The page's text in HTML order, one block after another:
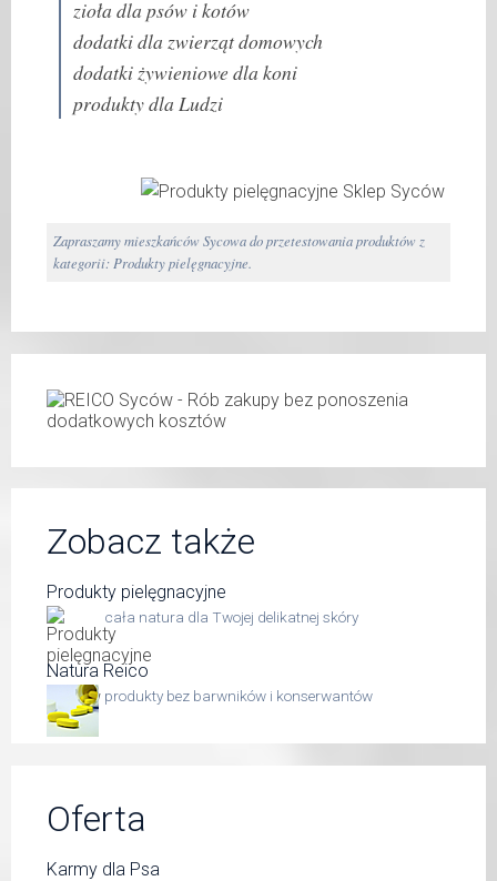
zioła dla psów i kotów
dodatki dla zwierząt domowych
dodatki żywieniowe dla koni
produkty dla Ludzi
Zapraszamy mieszkańców Sycowa do przetestowania produktów z
kategorii: Produkty pielęgnacyjne.
Zobacz także
Produkty pielęgnacyjne
cała natura dla Twojej delikatnej skóry
Natura Reico
produkty bez barwników i konserwantów
Oferta
Karmy dla Psa